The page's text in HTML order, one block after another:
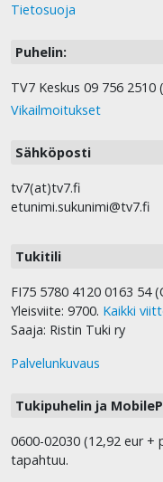
Tietosuoja
Puhelin:
TV7 Keskus 09 756 2510
Vikailmoitukset
Sähköposti
tv7(at)tv7.fi
etunimi.sukunimi@tv7.fi
Tukitili
FI75 5780 4120 0163 54
Yleisviite: 9700. Kaikki
Saaja: Ristin Tuki ry
Palvelunkuvaus
Tukipuhelin ja
0600-02030 (12,92 eur
tapahtuu.